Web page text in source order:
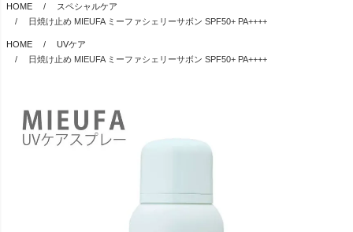
HOME
スペシャルケア
日焼け止め MIEUFA ミーファシェリーサボン SPF50+ PA++++
HOME
UVケア
日焼け止め MIEUFA ミーファシェリーサボン SPF50+ PA++++